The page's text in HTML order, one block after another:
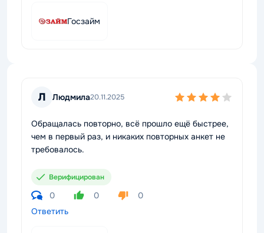
Госзайм
Л Людмила20.11.2025
Обращалась повторно, всё прошло ещё быстрее,
чем в первый раз, и никаких повторных анкет не
требовалось.
Верифицирован
0 0
0
Ответить